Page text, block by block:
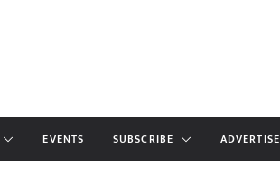
EVENTS SUBSCRIBE ADVERTISE